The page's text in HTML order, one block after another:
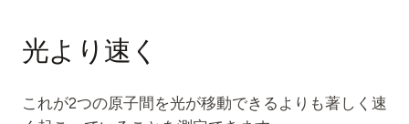
光より速く
これが2つの原子間を光が移動できるよりも著しく速